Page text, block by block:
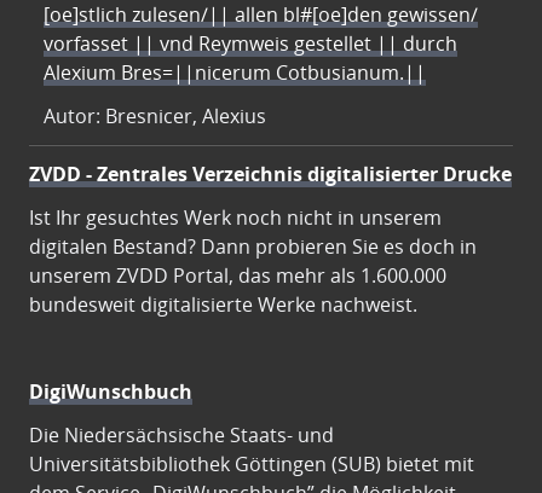
[oe]stlich zulesen/|| allen bl#[oe]den gewissen/
vorfasset || vnd Reymweis gestellet || durch
Alexium Bres=||nicerum Cotbusianum.||
Autor: Bresnicer, Alexius
ZVDD - Zentrales Verzeichnis digitalisierter Drucke
Ist Ihr gesuchtes Werk noch nicht in unserem
digitalen Bestand? Dann probieren Sie es doch in
unserem ZVDD Portal, das mehr als 1.600.000
bundesweit digitalisierte Werke nachweist.
DigiWunschbuch
Die Niedersächsische Staats- und
Universitätsbibliothek Göttingen (SUB) bietet mit